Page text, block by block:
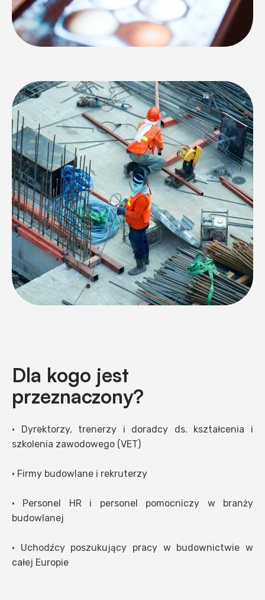
Dla kogo jest
przeznaczony?
• Dyrektorzy, trenerzy i doradcy ds. kształcenia i
szkolenia zawodowego (VET)
• Firmy budowlane i rekruterzy
• Personel HR i personel pomocniczy w branży
budowlanej
• Uchodźcy poszukujący pracy w budownictwie w
całej Europie